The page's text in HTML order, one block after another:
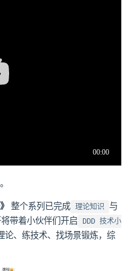
整个系列已完成 理论知识 与
带着小伙伴们开启
DDD 技术小
、练技术、找场景锻炼，综